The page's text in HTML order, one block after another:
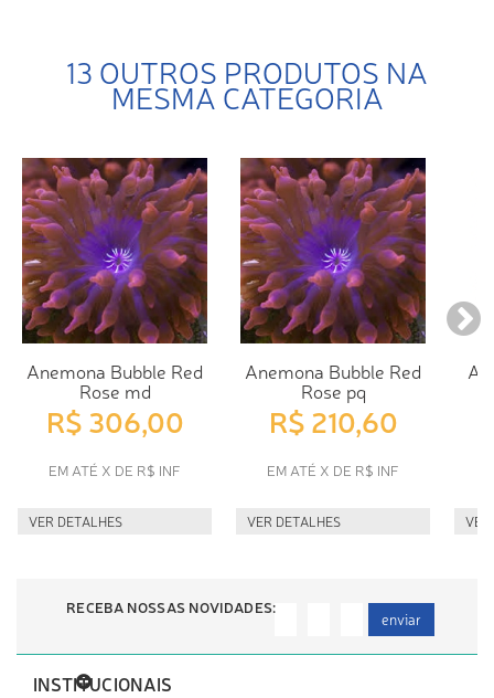
13 OUTROS PRODUTOS NA
MESMA CATEGORIA
Anemona Bubble Red
Rose md
R$ 306,00
EM ATÉ X DE R$ INF
VER DETALHES
Anemona Bubble Red
Rose pq
R$ 210,60
EM ATÉ X DE R$ INF
VER DETALHES VER
RECEBA NOSSAS NOVIDADES:
enviar
INSTITUCIONAIS